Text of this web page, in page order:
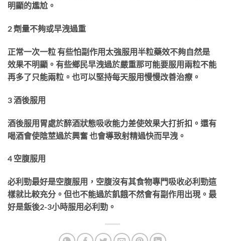
明顯的尷尬。
2 劑量不夠或早洩過重
正常一次一粒 有些怕副作用太強服用半粒藥效不夠自然是
效果不明顯。有些鄉民早洩過於嚴重那可能要服用兩粒不能
再多了只能兩粒。也可以堅持每天服用慢慢改善治療。
3 酒後服用
酒後服用胃處於醉酒狀態吸收能力差使效果大打折扣。還有
喝酒會使陰莖過於興奮 也會導致射精過快而早洩。
4 空腹服用
必利勁最好是空腹服用，空腹沒有其食物專門吸收必利勁這
樣就比較充分。但也不能過於飢餓不然會有副作用出現。最
好是飯後2-3小時服用必利勁。